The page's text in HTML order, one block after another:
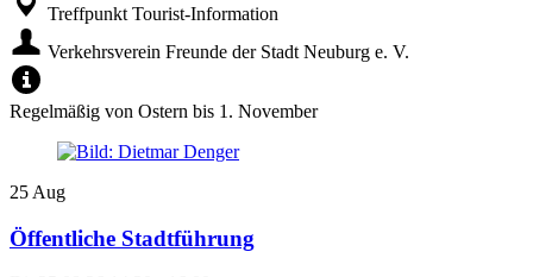
Treffpunkt Tourist-Information
Verkehrsverein Freunde der Stadt Neuburg e. V.
Regelmäßig von Ostern bis 1. November
25 Aug
Öffentliche Stadtführung